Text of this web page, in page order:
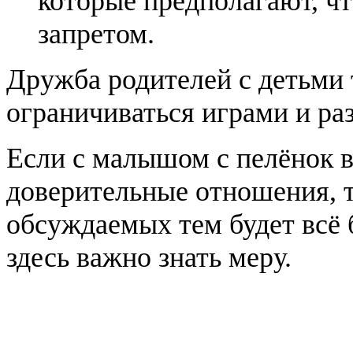
запретом.
Дружба родителей с
ограничиваться играми и
Если с малышом с пелёнок
доверительные отношения,
обсуждаемых тем будет
здесь важно знать меру.